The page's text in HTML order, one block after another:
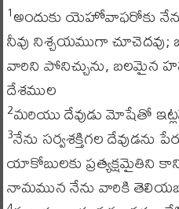
1అందుకు యెహోవాఫరోకు
నీవు నిశ్చయముగా
వారిని పోనిచ్చును, బలమైన
దేశముల
2మరియు దేవుడు మోషేతో
3నేను సర్వశక్తిగల దేవుడను
యాకోబులకు
నామమున నేను వారికి